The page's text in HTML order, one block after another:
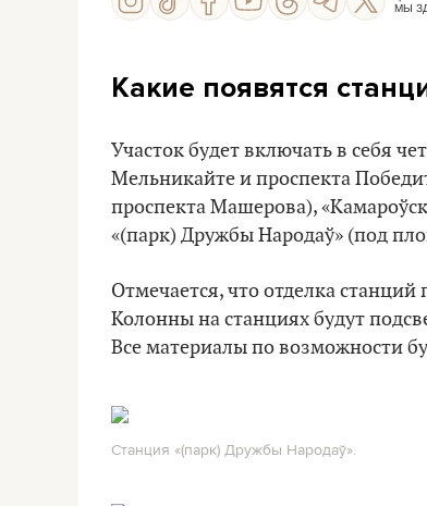
МЫ
Какие появятся
Участок будет включать в себя
Мельникайте и проспекта
проспекта Машерова),
«(парк) Дружбы Народаў» (под
Отмечается, что отделка
Колонны на станциях будут
Все материалы по возможности
Станция «(парк) Дружбы Народаў».